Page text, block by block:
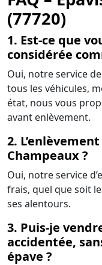
(77720)
1. Est-ce que
considérée
Oui, notre service
tous les véhicules,
état, nous vous
avant enlèvement.
2.
Champeaux ?
Oui, notre service
frais, quel que soit
ses alentours.
3. Puis-je
accidentée,
épave ?